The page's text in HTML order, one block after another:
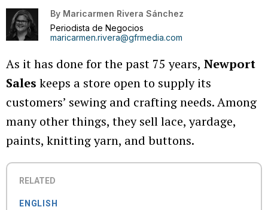
By Maricarmen Rivera Sánchez
Periodista de Negocios
maricarmen.rivera@gfrmedia.com
As it has done for the past 75 years, Newport
Sales keeps a store open to supply its
customers’ sewing and crafting needs. Among
many other things, they sell lace, yardage,
paints, knitting yarn, and buttons.
RELATED
ENGLISH